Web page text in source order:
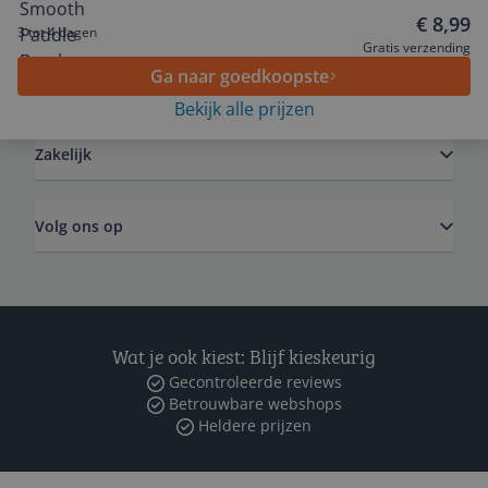
3 tot 4 dagen € 8,99
Gratis verzending
Ga naar goedkoopste
Bekijk alle prijzen
Service
Zakelijk
Volg ons op
Wat je ook kiest: Blijf kieskeurig
Gecontroleerde reviews
Betrouwbare webshops
Heldere prijzen